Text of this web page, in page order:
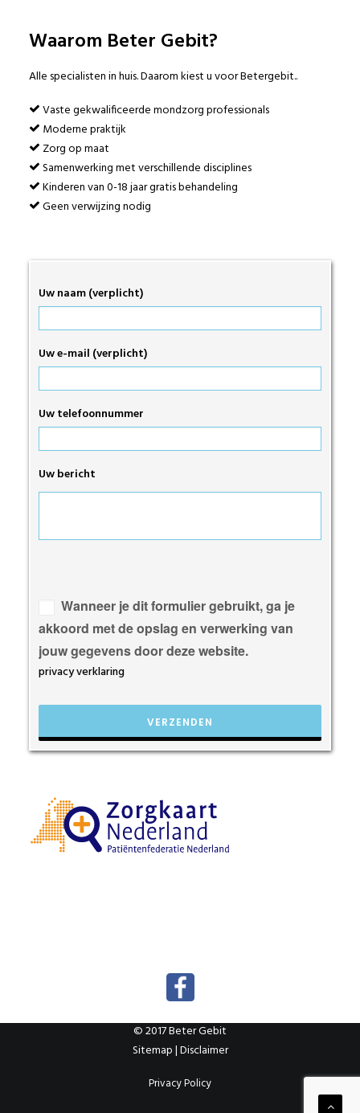
Waarom Beter Gebit?
Alle specialisten in huis. Daarom kiest u voor Betergebit..
Vaste gekwalificeerde mondzorg professionals
Moderne praktijk
Zorg op maat
Samenwerking met verschillende disciplines
Kinderen van 0-18 jaar gratis behandeling
Geen verwijzing nodig
Uw naam (verplicht)
Uw e-mail (verplicht)
Uw telefoonnummer
Uw bericht
leeg
te
laten.
Wanneer je dit formulier gebruikt, ga je
akkoord met de opslag en verwerking van
jouw gegevens door deze website.
privacy verklaring
© 2017 Beter Gebit
Sitemap|Disclaimer
Privacy Policy